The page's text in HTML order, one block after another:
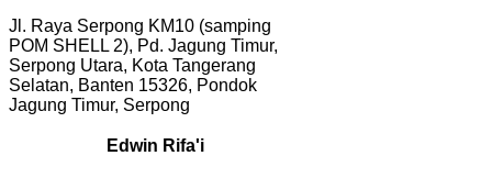
Jl. Raya Serpong KM10 (samping
POM SHELL 2), Pd. Jagung Timur,
Serpong Utara, Kota Tangerang
Selatan, Banten 15326, Pondok
Jagung Timur, Serpong
Edwin Rifa'i